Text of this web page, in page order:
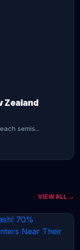
Zealand
semis...
VIEW ALL →